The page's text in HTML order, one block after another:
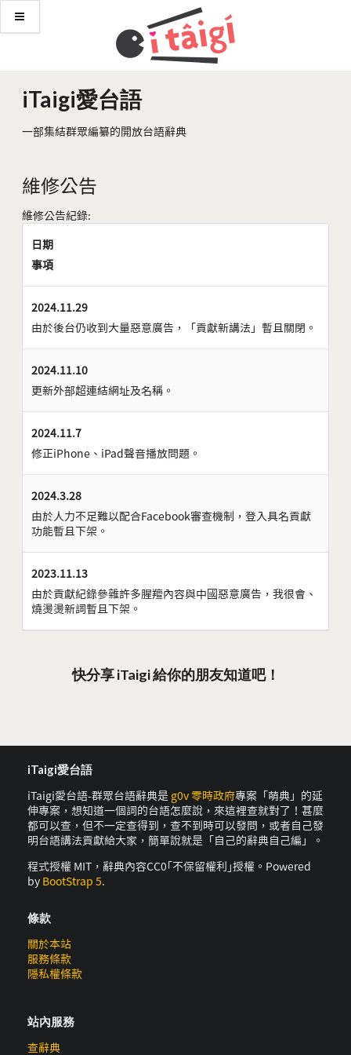
iTaigi愛台語
一部集結群眾編纂的開放台語辭典
維修公告
維修公告紀錄:
日期
事項
2024.11.29
由於後台仍收到大量惡意廣告，「貢獻新講法」暫且關閉。
2024.11.10
更新外部超連結網址及名稱。
2024.11.7
修正iPhone、iPad聲音播放問題。
2024.3.28
由於人力不足難以配合Facebook審查機制，登入具名貢獻
功能暫且下架。
2023.11.13
由於貢獻紀錄參雜許多腥羶內容與中國惡意廣告，我很會、
燒燙燙新詞暫且下架。
快分享 iTaigi 給你的朋友知道吧！
iTaigi愛台語
iTaigi愛台語-群眾台語辭典是 g0v 零時政府專案「萌典」的延
伸專案，想知道一個詞的台語怎麼說，來這裡查就對了！甚麼
都可以查，但不一定查得到，查不到時可以發問，或者自己發
明台語講法貢獻給大家，簡單說就是「自己的辭典自己編」。
程式授權 MIT，辭典內容CC0｢不保留權利｣授權。Powered
by BootStrap 5.
條款
關於本站
服務條款
隱私權條款
站內服務
查辭典